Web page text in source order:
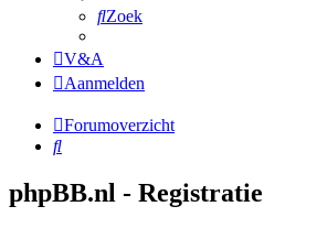
Zoek
V&A
Aanmelden
Forumoverzicht
Zoek
phpBB.nl - Registratie